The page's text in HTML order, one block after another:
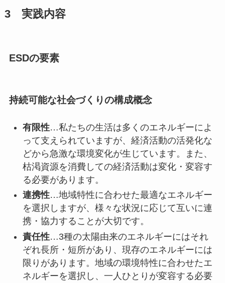
3 実践内容
ESDの要素
持続可能な社会づくりの構成概念
有限性…私たちの生活は多くのエネルギーによ
って支えられていますが、経済活動の活発化な
どから急激な環境変化が生じています。また、
枯渇資源を消費しての経済活動は変化・変容す
る必要があります。
連携性…地域特性に合わせた最適なエネルギー
を選択しますが、様々な状況に応じて互いに連
携・協力することが大切です。
責任性…3種の太陽由来のエネルギーにはそれ
ぞれ長所・短所があり、現存のエネルギーには
限りがあります。地域の環境特性に合わせたエ
ネルギーを選択し、一人ひとりが変容する必要